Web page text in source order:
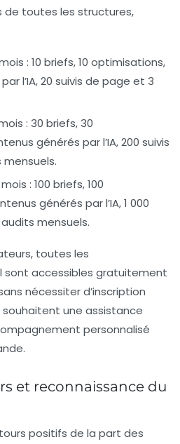
de toutes les structures,
: 10 briefs, 10 optimisations,
l’IA, 20 suivis de page et 3
: 30 briefs, 30
générés par l’IA, 200 suivis
: 100 briefs, 100
générés par l’IA, 1 000
mensuels.
toutes les
sont accessibles gratuitement
nécessiter d’inscription
souhaitent une assistance
personnalisé
et reconnaissance du
positifs de la part des